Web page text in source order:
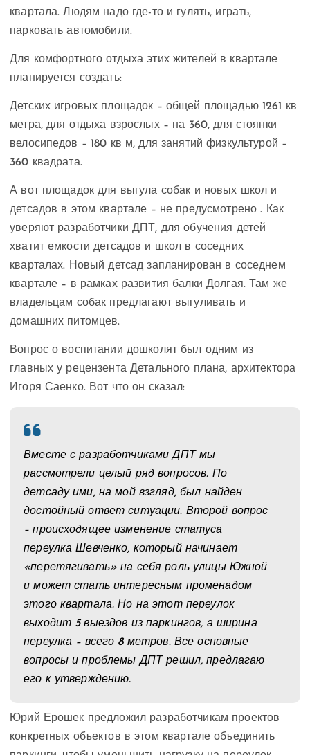
квартала. Людям надо где-то и гулять, играть,
парковать автомобили.
Для комфортного отдыха этих жителей в квартале
планируется создать:
Детских игровых площадок – общей площадью 1261 кв
метра, для отдыха взрослых – на 360, для стоянки
велосипедов – 180 кв м, для занятий физкультурой –
360 квадрата.
А вот площадок для выгула собак и новых школ и
детсадов в этом квартале – не предусмотрено . Как
уверяют разработчики ДПТ, для обучения детей
хватит емкости детсадов и школ в соседних
кварталах. Новый детсад запланирован в соседнем
квартале – в рамках развития балки Долгая. Там же
владельцам собак предлагают выгуливать и
домашних питомцев.
Вопрос о воспитании дошколят был одним из
главных у рецензента Детального плана, архитектора
Игоря Саенко. Вот что он сказал:
Вместе с разработчиками ДПТ мы
рассмотрели целый ряд вопросов. По
детсаду ими, на мой взгляд, был найден
достойный ответ ситуации. Второй вопрос
– происходящее изменение статуса
переулка Шевченко, который начинает
«перетягивать» на себя роль улицы Южной
и может стать интересным променадом
этого квартала. Но на этот переулок
выходит 5 выездов из паркингов, а ширина
переулка – всего 8 метров. Все основные
вопросы и проблемы ДПТ решил, предлагаю
его к утверждению.
Юрий Ерошек предложил разработчикам проектов
конкретных объектов в этом квартале объединить